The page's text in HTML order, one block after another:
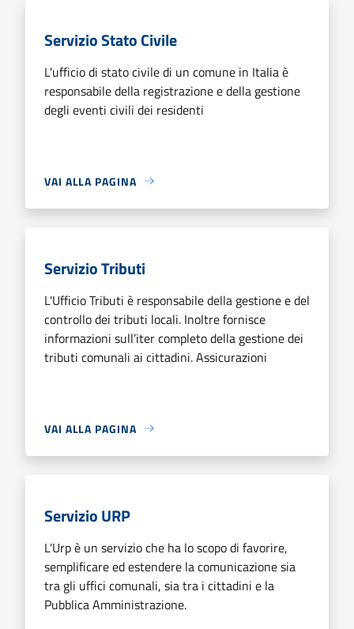
Servizio Stato Civile
L'ufficio di stato civile di un comune in Italia è
responsabile della registrazione e della gestione
degli eventi civili dei residenti
VAI ALLA PAGINA
Servizio Tributi
L'Ufficio Tributi è responsabile della gestione e del
controllo dei tributi locali. Inoltre fornisce
informazioni sull’iter completo della gestione dei
tributi comunali ai cittadini. Assicurazioni
VAI ALLA PAGINA
Servizio URP
L'Urp è un servizio che ha lo scopo di favorire,
semplificare ed estendere la comunicazione sia
tra gli uffici comunali, sia tra i cittadini e la
Pubblica Amministrazione.